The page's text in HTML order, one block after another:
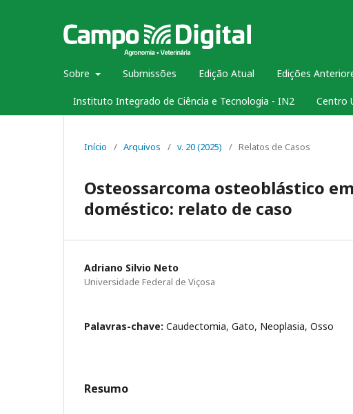
Sobre Submissões Edição Atual Edições
Instituto Integrado de Ciência e Tecnologia - IN2 Centro
Início / Arquivos / v. 20 (2025) / Relatos de Casos
Osteossarcoma osteoblástico
doméstico: relato de caso
Adriano Silvio Neto
Universidade Federal de Viçosa
Palavras-chave: Caudectomia, Gato, Neoplasia, Osso
Resumo